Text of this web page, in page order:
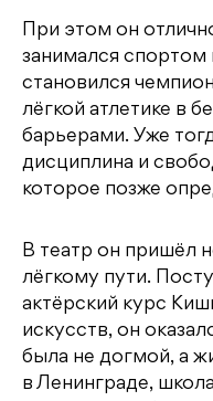
При этом он
занимался спортом
становился
лёгкой атлетике в
барьерами. Уже
дисциплина и
которое позже
В театр он пришёл
лёгкому пути.
актёрский курс
искусств, он
была не догмой, а
в Ленинграде, школа